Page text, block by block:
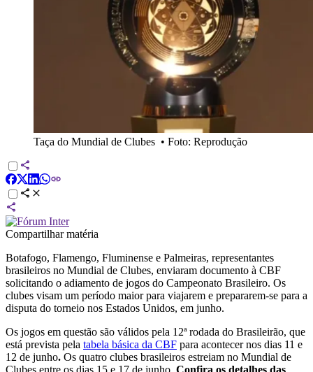
Taça do Mundial de Clubes • Foto: Reprodução
Compartilhar matéria
Botafogo, Flamengo, Fluminense e Palmeiras, representantes
brasileiros no Mundial de Clubes, enviaram documento à CBF
solicitando o adiamento de jogos do Campeonato Brasileiro. Os
clubes visam um período maior para viajarem e prepararem-se para a
disputa do torneio nos Estados Unidos, em junho.
Os jogos em questão são válidos pela 12ª rodada do Brasileirão, que
está prevista pela tabela básica da CBF para acontecer nos dias 11 e
12 de junho. Os quatro clubes brasileiros estreiam no Mundial de
Clubes entre os dias 15 e 17 de junho. Confira os detalhes das